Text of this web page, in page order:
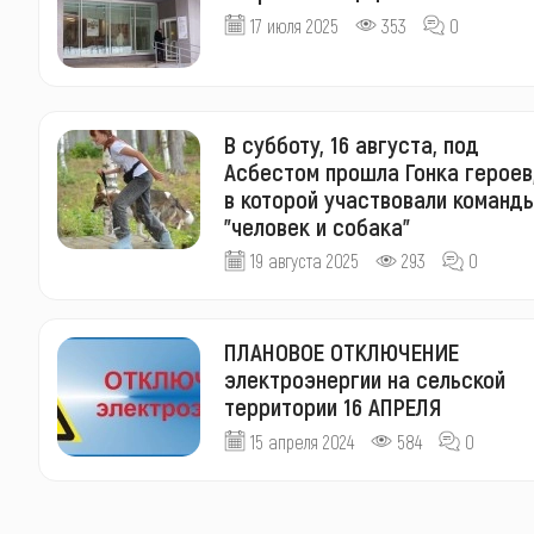
17 июля 2025 353 0
В субботу, 16 августа, под
Асбестом прошла Гонка
в которой участвовали
"человек и собака"
19 августа 2025 293 0
ПЛАНОВОЕ ОТКЛЮЧЕНИЕ
электроэнергии на сельской
территории 16 АПРЕЛЯ
15 апреля 2024 584 0